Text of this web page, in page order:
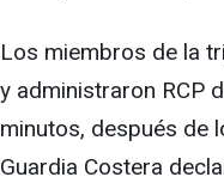
Los miembros de la
y administraron RCP
minutos, después de
Guardia Costera